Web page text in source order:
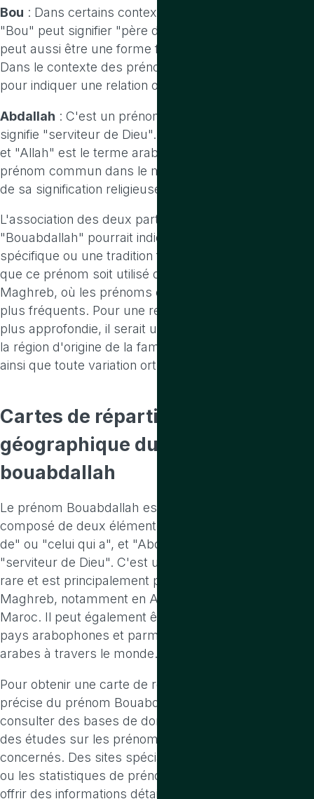
Bou : Dans certains contextes culturels arabes,
"Bou" peut signifier "père de" ou "celui qui a", mais il
peut aussi être une forme familière ou diminutive.
Dans le contexte des prénoms, il peut être utilisé
pour indiquer une relation ou une caractéristique.
Abdallah : C'est un prénom arabe très répandu qui
signifie "serviteur de Dieu". "Abd" signifie "serviteur"
et "Allah" est le terme arabe pour "Dieu". C'est un
prénom commun dans le monde musulman en raison
de sa signification religieuse.
L'association des deux parties pour former
"Bouabdallah" pourrait indiquer une origine régionale
spécifique ou une tradition familiale. Il est possible
que ce prénom soit utilisé dans certaines régions du
Maghreb, où les prénoms composés de ce type sont
plus fréquents. Pour une recherche généalogique
plus approfondie, il serait utile de connaître le pays ou
la région d'origine de la famille portant ce prénom,
ainsi que toute variation orthographique possible.
Cartes de répartition
géographique du prenom
bouabdallah
Le prénom Bouabdallah est d'origine arabe et est
composé de deux éléments : "Bou" qui signifie "père
de" ou "celui qui a", et "Abdallah" qui signifie
"serviteur de Dieu". C'est un prénom relativement
rare et est principalement porté dans les pays du
Maghreb, notamment en Algérie, en Tunisie et au
Maroc. Il peut également être trouvé dans d'autres
pays arabophones et parmi les communautés
arabes à travers le monde.
Pour obtenir une carte de répartition géographique
précise du prénom Bouabdallah, il serait idéal de
consulter des bases de données démographiques ou
des études sur les prénoms dans les pays
concernés. Des sites spécialisés dans la généalogie
ou les statistiques de prénoms pourraient également
offrir des informations détaillées.